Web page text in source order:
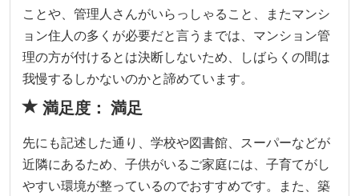
ことや、管理人さんがいらっしゃること、またマンシ
ョン住人の多くが必要だと言うまでは、マンション管
理の方が付けるとは決断しないため、しばらくの間は
我慢するしかないのかと諦めています。
満足度： 満足
先にも記述した通り、学校や図書館、スーパーなどが
近隣にあるため、子供がいるご家庭には、子育てがし
やすい環境が整っているのでおすすめです。また、築